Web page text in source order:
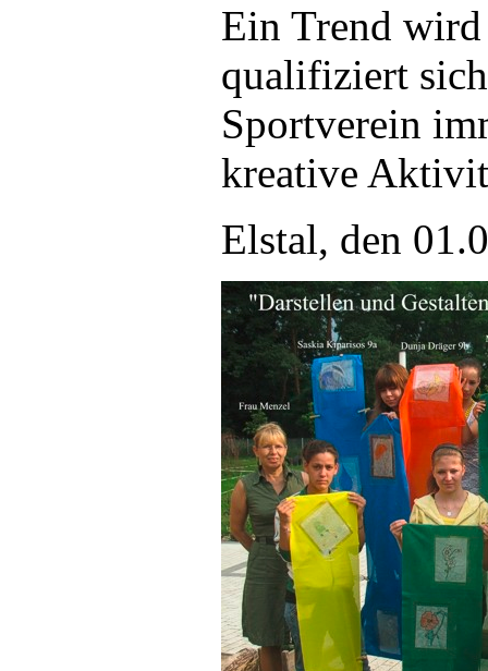
Ein Trend
qualifiziert
Sportverein
kreative
Elstal, den